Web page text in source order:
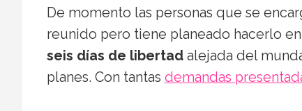
De momento las personas que se
reunido pero tiene planeado hacerlo
seis días de libertad alejada del
planes. Con tantas demandas